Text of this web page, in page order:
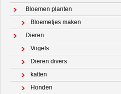
Bloemen planten
Bloemetjes maken
Dieren
Vogels
Dieren divers
katten
Honden